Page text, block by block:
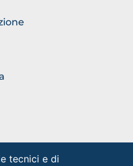
tecnici e di